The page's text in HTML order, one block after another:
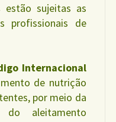
estão sujeitas as
profissionais de
Internacional
de nutrição
por meio da
aleitamento